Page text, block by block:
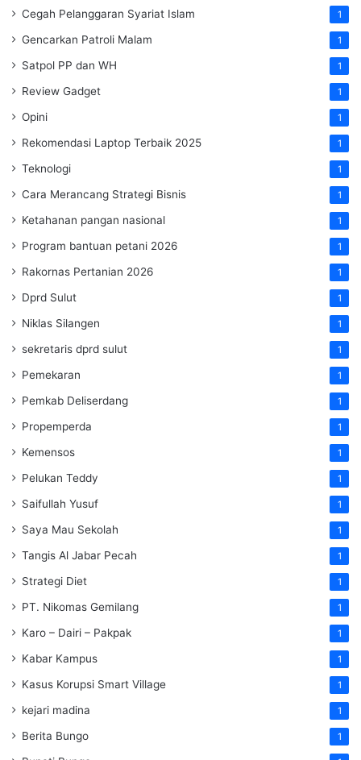
Cegah Pelanggaran Syariat Islam 1
Gencarkan Patroli Malam 1
Satpol PP dan WH 1
Review Gadget 1
Opini 1
Rekomendasi Laptop Terbaik 2025 1
Teknologi 1
Cara Merancang Strategi Bisnis 1
Ketahanan pangan nasional 1
Program bantuan petani 2026 1
Rakornas Pertanian 2026 1
Dprd Sulut 1
Niklas Silangen 1
sekretaris dprd sulut 1
Pemekaran 1
Pemkab Deliserdang 1
Propemperda 1
Kemensos 1
Pelukan Teddy 1
Saifullah Yusuf 1
Saya Mau Sekolah 1
Tangis Al Jabar Pecah 1
Strategi Diet 1
PT. Nikomas Gemilang 1
Karo – Dairi – Pakpak 1
Kabar Kampus 1
Kasus Korupsi Smart Village 1
kejari madina 1
Berita Bungo 1